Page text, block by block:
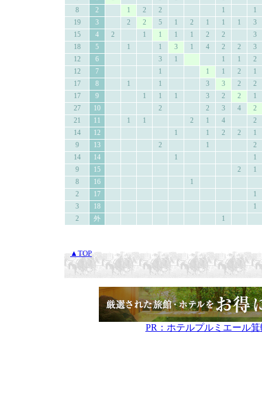
8
2 1 2 2 1
1
19
3 2 2 5 1 2 1 1 1
3
15
4 2 1 1 1 1 2 2
3
18
5 1 1 3 1 4 2 2
3
12
6 3 1 1 1
2
12
7 1 1 1 2
1
17
8 1 1 3 3 2
2
17
9 1 1 1 3 2 2
1
27
10 2 2 3 4
2
21
11 1 1 2 1 4
2
14
12 1 1 2 2
1
9
13 2 1
2
14
14 1
1
9
15 2
1
8
16
1
2
17
1
3
18
1
2
外 1
▲TOP
PR：ホテルプルミエール